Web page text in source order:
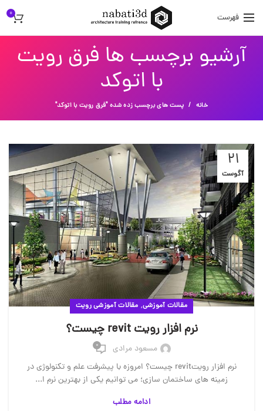
فهرست 0
آرشیو برچسب ها فرق رویت
با اتوکد
خانه پست های برچسب زده شده "فرق رویت با اتوکد"
21
آگوست
مقالات آموزشی, مقالات آموزشی رویت
نرم افزار رویت revit چیست؟
مسعود مرادی 0
نرم افزار رویتrevit چیست؟ امروزه با پیشرفت علم و تکنولوژی در
زمینه های ساختمان سازی؛ می توانیم یکی از بهترین نرم ا...
ادامه مطلب